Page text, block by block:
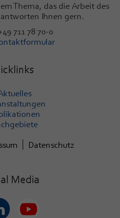
Thema, das die Arbeit des
Ihnen gern.
711 78 70-0
Datenschutz
Media